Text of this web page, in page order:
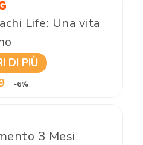
Life: Una vita
DI PIÙ
-6%
3 Mesi